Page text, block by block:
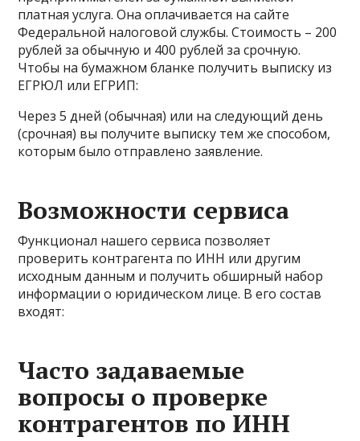
платная услуга. Она оплачивается на сайте
Федеральной налоговой службы. Стоимость – 200
рублей за обычную и 400 рублей за срочную.
Чтобы на бумажном бланке получить выписку из
ЕГРЮЛ или ЕГРИП:
Через 5 дней (обычная) или на следующий день
(срочная) вы получите выписку тем же способом,
которым было отправлено заявление.
Возможности сервиса
Функционал нашего сервиса позволяет
проверить контрагента по ИНН или другим
исходным данным и получить обширный набор
информации о юридическом лице. В его состав
входят:
Часто задаваемые
вопросы о проверке
контрагентов по ИНН